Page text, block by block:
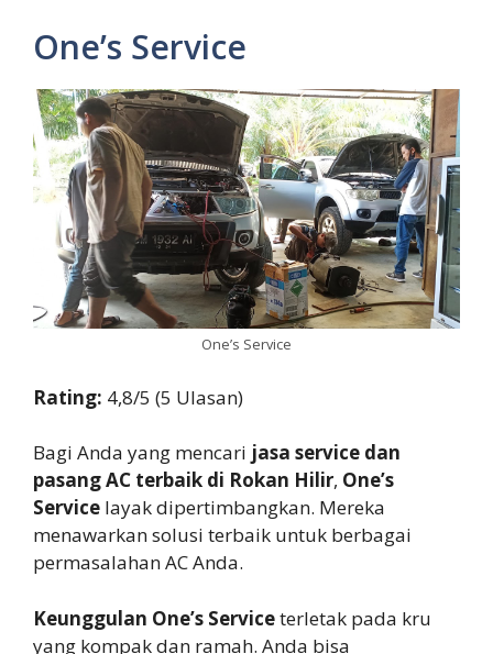
One’s Service
One’s Service
Rating: 4,8/5 (5 Ulasan)
Bagi Anda yang mencari jasa service dan
pasang AC terbaik di Rokan Hilir, One’s
Service layak dipertimbangkan. Mereka
menawarkan solusi terbaik untuk berbagai
permasalahan AC Anda.
Keunggulan One’s Serviceterletak pada kru
yang kompak dan ramah. Anda bisa